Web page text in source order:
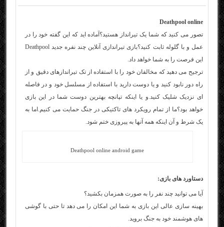
Deathpool online
تصور می کنید که شما یک تیرانداز هستید؟آماده اید که این گفته خود را در
عمل و با گلوله ثابت کنید؟بازی تیراندازی آنلاین چند نفره جدید Deathpool
این فرصت را به شما خواهد داد.
ترجیح می دهید که مخالفان خود را با استفاده از تک تیراندازهای دقیق و از
راه دور نابود کنید و یا دوست دارید با استفاده از مسلسل خود و در فاصله
ای نزدیک شلیک کنید.و یا اینکه تپانچه بهترین دوست شما در این بازی
خواهد بود؟ما از تمام رویکرد های تاکتیکی در جنگ حمایت می کنیم.اما به
یک شرط و آن اینکه همه آنها به پیروزی ختم شود.
Deathpool online android game
دستاورد های بازی:
آیا می توانید چند نفر را به صورت همزمان بکشید؟
بهینه سازی عالی این بازی به شما این امکان را می دهد تا حتی با گوشی
های هوشمند خود به جنگ بروید.